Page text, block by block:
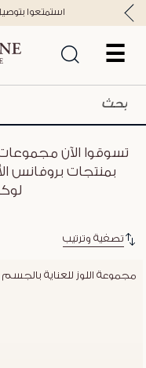
☰
استمتعوا
تسوقوا الآن مجموعات
بمنتجات بروفانس
تصفية وترتيب
مجموعة اللوز للعناية بالجسم